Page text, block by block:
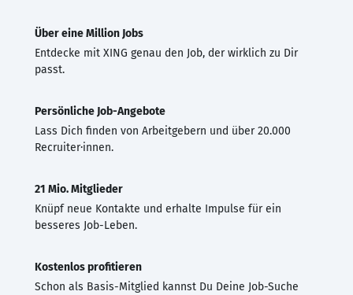
Über eine Million Jobs
Entdecke mit XING genau den Job, der wirklich zu Dir
passt.
Persönliche Job-Angebote
Lass Dich finden von Arbeitgebern und über 20.000
Recruiter·innen.
21 Mio. Mitglieder
Knüpf neue Kontakte und erhalte Impulse für ein
besseres Job-Leben.
Kostenlos profitieren
Schon als Basis-Mitglied kannst Du Deine Job-Suche